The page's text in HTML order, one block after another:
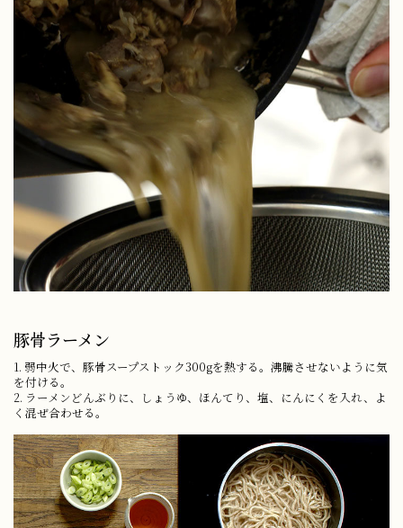
豚骨ラーメン
1. 弱中火で、豚骨スープストック300gを熱する。沸騰させないように気
を付ける。
2. ラーメンどんぶりに、しょうゆ、ほんてり、塩、にんにくを入れ、よ
く混ぜ合わせる。